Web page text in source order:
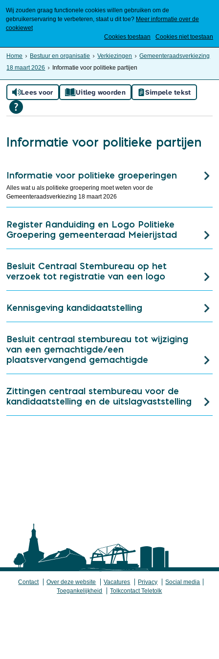
Wij zouden graag functionele cookies willen gebruiken om de
gebruikerservaring te verbeteren, staat u dit toe? Meer informatie over de
cookiewet
Cookies toestaan
Cookies niet toestaan
Home Bestuur en organisatie Verkiezingen
Gemeenteraadsverkiezing
18 maart 2026
Informatie voor politieke partijen
Lees voor Uitleg woorden Simpele tekst
Informatie voor politieke partijen
Informatie voor politieke groeperingen
Alles wat u als politieke groepering moet weten voor de
Gemeenteraadsverkiezing 18 maart 2026
Register Aanduiding en Logo Politieke
Groepering gemeenteraad Meierijstad
Besluit Centraal Stembureau op het
verzoek tot registratie van een logo
Kennisgeving kandidaatstelling
Besluit centraal stembureau tot wijziging
van een gemachtigde/een
plaatsvervangend gemachtigde
Zittingen centraal stembureau voor de
kandidaatstelling en de uitslagvaststelling
Contact Over deze website Vacatures Privacy
Social media
Toegankelijkheid
Tolkcontact Teletolk